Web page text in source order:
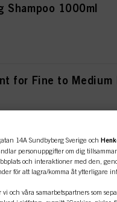
Shampoo 1000ml
for Fine to Medium
100ml
14A Sundbyberg Sverige och
personuppgifter om dig
och interaktioner med den,
för att lagra/komma åt ytterligare
vi och våra samarbetspartners som